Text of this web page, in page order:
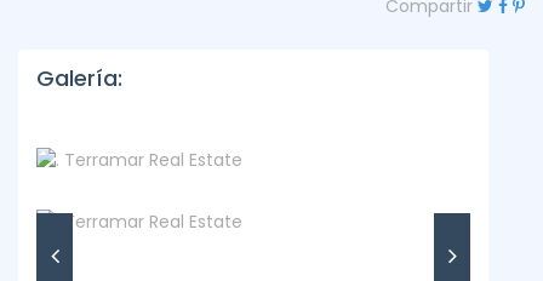
Compartir
Galería: